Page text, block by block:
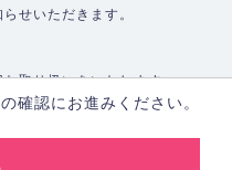
せいただきます。
取り扱いをいたします。
します。
確認にお進みください。